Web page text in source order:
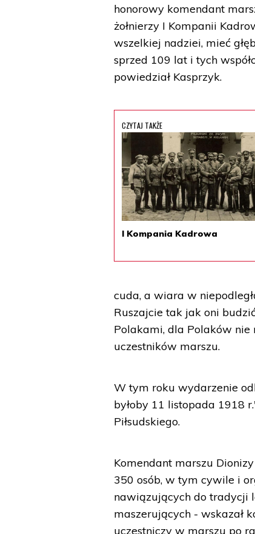
honorowy komendant
żołnierzy I Kompanii
wszelkiej nadziei, mieć
sprzed 109 lat i tych
powiedział Kasprzyk.
CZYTAJ TAKŻE
I Kompania Kadrowa
cuda, a wiara w
Ruszajcie tak jak oni
Polakami, dla Polaków nie
uczestników marszu.
W tym roku wydarzenie
byłoby 11 listopada 1918
Piłsudskiego.
Komendant marszu
350 osób, w tym cywile i
nawiązujących do tradycji
maszerujących - wskazał
uczestniczy w marszu po